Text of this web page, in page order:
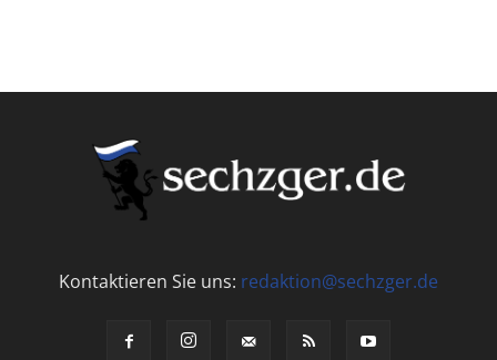
Kontaktieren Sie uns: redaktion@sechzger.de